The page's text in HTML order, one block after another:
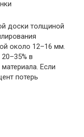
доски толщиной
около 12–16 мм.
в
Если
потерь